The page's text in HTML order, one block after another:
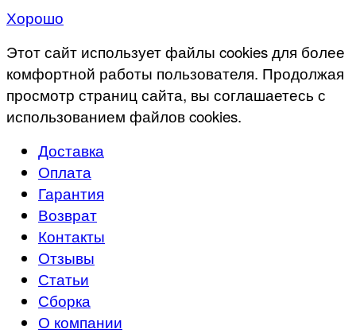
Хорошо
Этот сайт использует файлы cookies для более
комфортной работы пользователя. Продолжая
просмотр страниц сайта, вы соглашаетесь с
использованием файлов cookies.
Доставка
Оплата
Гарантия
Возврат
Контакты
Отзывы
Статьи
Сборка
О компании